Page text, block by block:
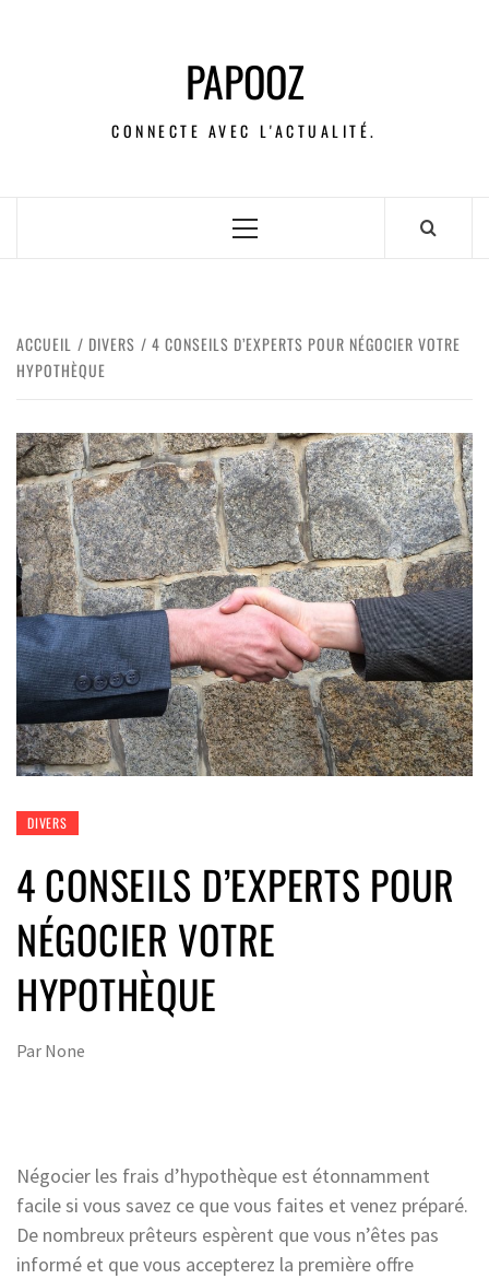
PAPOOZ
CONNECTE AVEC L'ACTUALITÉ.
ACCUEIL DIVERS
4 CONSEILS D’EXPERTS POUR NÉGOCIER VOTRE
HYPOTHÈQUE
DIVERS
4 CONSEILS D’EXPERTS POUR
NÉGOCIER VOTRE
HYPOTHÈQUE
Par None
Négocier les frais d’hypothèque est étonnamment
facile si vous savez ce que vous faites et venez préparé.
De nombreux prêteurs espèrent que vous n’êtes pas
informé et que vous accepterez la première offre